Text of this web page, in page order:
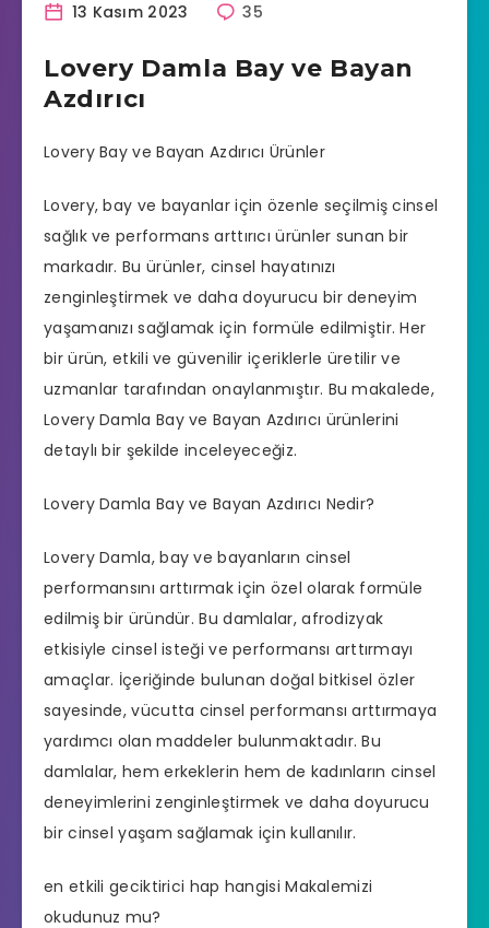
13 Kasım 2023 35
Lovery Damla Bay ve Bayan
Azdırıcı
Lovery Bay ve Bayan Azdırıcı Ürünler
Lovery, bay ve bayanlar için özenle seçilmiş cinsel
sağlık ve performans arttırıcı ürünler sunan bir
markadır. Bu ürünler, cinsel hayatınızı
zenginleştirmek ve daha doyurucu bir deneyim
yaşamanızı sağlamak için formüle edilmiştir. Her
bir ürün, etkili ve güvenilir içeriklerle üretilir ve
uzmanlar tarafından onaylanmıştır. Bu makalede,
Lovery Damla Bay ve Bayan Azdırıcı ürünlerini
detaylı bir şekilde inceleyeceğiz.
Lovery Damla Bay ve Bayan Azdırıcı Nedir?
Lovery Damla, bay ve bayanların cinsel
performansını arttırmak için özel olarak formüle
edilmiş bir üründür. Bu damlalar, afrodizyak
etkisiyle cinsel isteği ve performansı arttırmayı
amaçlar. İçeriğinde bulunan doğal bitkisel özler
sayesinde, vücutta cinsel performansı arttırmaya
yardımcı olan maddeler bulunmaktadır. Bu
damlalar, hem erkeklerin hem de kadınların cinsel
deneyimlerini zenginleştirmek ve daha doyurucu
bir cinsel yaşam sağlamak için kullanılır.
en etkili geciktirici hap hangisi Makalemizi
okudunuz mu?